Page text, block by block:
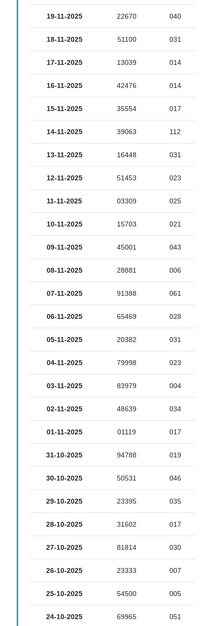
19-11-2025 22670 040
18-11-2025 51100 031
17-11-2025 13039 014
16-11-2025 42476 014
15-11-2025 35554 017
14-11-2025 39063 112
13-11-2025 16448 031
12-11-2025 51453 023
11-11-2025 03309 025
10-11-2025 15703 021
09-11-2025 45001 043
08-11-2025 28881 006
07-11-2025 91388 061
06-11-2025 65469 028
05-11-2025 20382 031
04-11-2025 79998 023
03-11-2025 83979 004
02-11-2025 48639 034
01-11-2025 01119 017
31-10-2025 94788 019
30-10-2025 50531 046
29-10-2025 23395 035
28-10-2025 31602 017
27-10-2025 81814 030
26-10-2025 23333 007
25-10-2025 54500 005
24-10-2025 69965 051